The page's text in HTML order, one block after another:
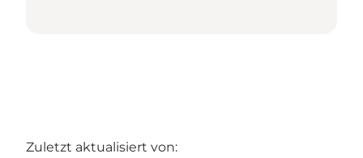
Zuletzt aktualisiert von: